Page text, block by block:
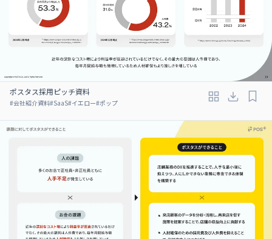
ポスタス採用ピッチ資料
#会社紹介資料#SaaS#イエロー#ポップ